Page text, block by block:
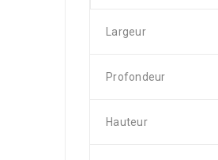
Largeur
Profondeur
Hauteur